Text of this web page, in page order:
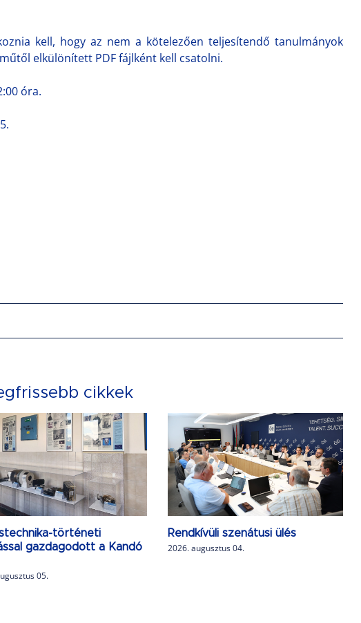
kell, hogy az nem a kötelezően teljesítendő tanulmányok
elkülönített PDF fájlként kell csatolni.
óra.
cikkek
történeti
gazdagodott a Kandó
05.
Rendkívüli szenátusi ülés
2026. augusztus 04.